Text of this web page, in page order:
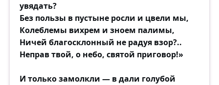
увядать?
Без пользы в пустыне росли и цвели мы,
Колеблемы вихрем и зноем палимы,
Ничей благосклонный не радуя взор?..
Неправ твой, о небо, святой приговор!»
И только замолкли — в дали голубой